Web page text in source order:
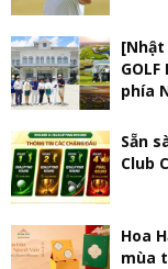
[Nhật
phía
Sẵn
Club
Hoa
mùa